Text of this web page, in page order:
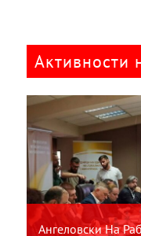
Активности
Ангеловски На